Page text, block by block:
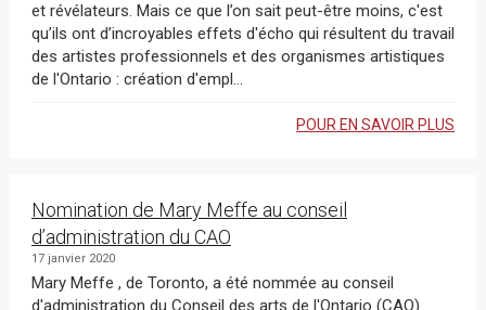
et révélateurs. Mais ce que l’on sait peut-être moins, c'est
qu’ils ont d’incroyables effets d'écho qui résultent du travail
des artistes professionnels et des organismes artistiques
de l'Ontario : création d'empl...
POUR EN SAVOIR PLUS
Nomination de Mary Meffe au conseil
d’administration du CAO
17 janvier 2020
Mary Meffe , de Toronto, a été nommée au conseil
d'administration du Conseil des arts de l'Ontario (CAO).